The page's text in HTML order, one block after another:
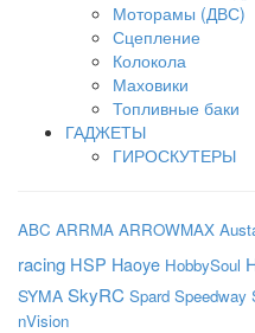
Моторамы (ДВС)
Сцепление
Колокола
Маховики
Топливные баки
ГАДЖЕТЫ
ГИРОСКУТЕРЫ
ABC ARRMA ARROWMAX
racing HSP Haoye HobbySoul
SYMA SkyRC Spard Speedway
nVision